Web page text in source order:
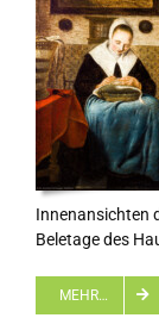
Innenansichten
Beletage des
MEHR…